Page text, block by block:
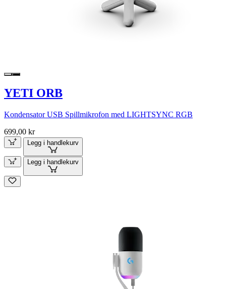
YETI ORB
Kondensator USB Spillmikrofon med LIGHTSYNC RGB
699,00 kr
Legg i handlekurv
Legg i handlekurv